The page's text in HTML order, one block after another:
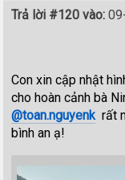
Trả lời #120 vào:
Con xin cập nhật
cho hoàn cảnh bà
@toan.nguyenk rất
bình an ạ!